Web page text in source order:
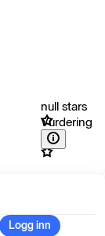
null stars
Vurdering
Logg inn